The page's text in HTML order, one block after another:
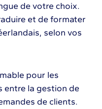
de votre choix.
et de formater
selon vos
pour les
entre la gestion de
de clients.